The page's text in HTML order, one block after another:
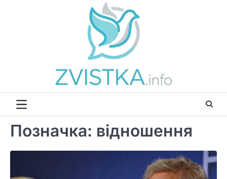
Позначка: відношення